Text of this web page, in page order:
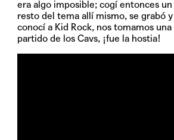
era algo imposible; cogí entonces
resto del tema allí mismo, se grabó
conocí a Kid Rock, nos tomamos
partido de los Cavs, ¡fue la hostia!